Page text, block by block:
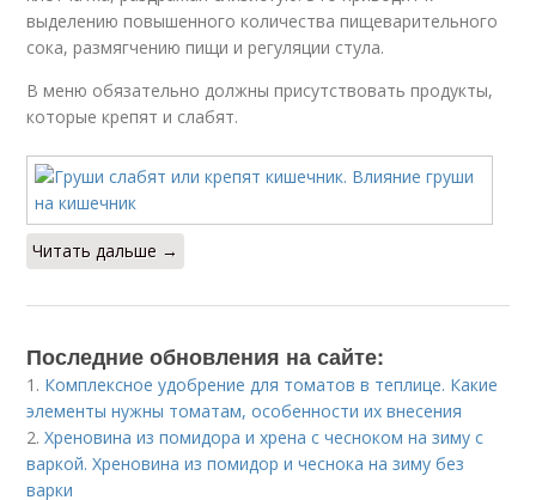
выделению повышенного количества пищеварительного
сока, размягчению пищи и регуляции стула.
В меню обязательно должны присутствовать продукты,
которые крепят и слабят.
Читать дальше →
Последние обновления на сайте:
1. Комплексное удобрение для томатов в теплице. Какие
элементы нужны томатам, особенности их внесения
2.Хреновина из помидора и хрена с чесноком на зиму с
варкой. Хреновина из помидор и чеснока на зиму без
варки